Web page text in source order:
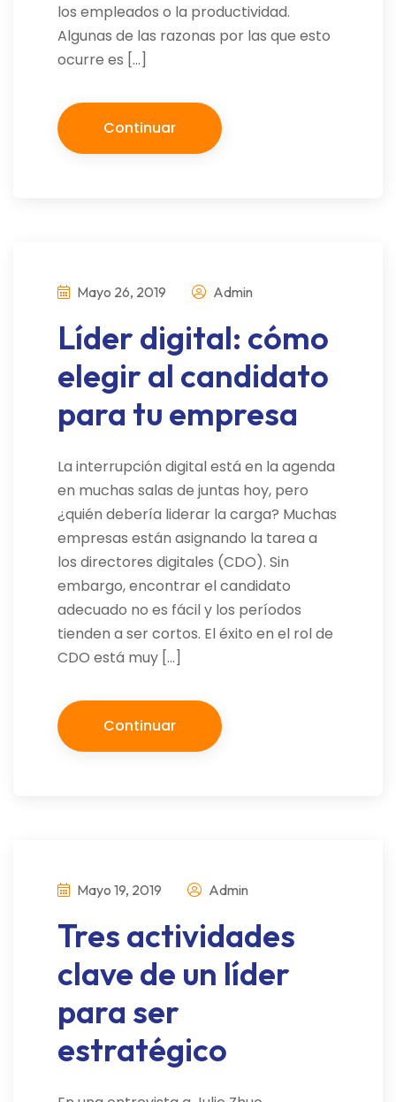
los empleados o la productividad.
Algunas de las razonas por las que esto
ocurre es […]
Continuar
Mayo 26, 2019 Admin
Líder digital: cómo
elegir al candidato
para tu empresa
La interrupción digital está en la agenda
en muchas salas de juntas hoy, pero
¿quién debería liderar la carga? Muchas
empresas están asignando la tarea a
los directores digitales (CDO). Sin
embargo, encontrar el candidato
adecuado no es fácil y los períodos
tienden a ser cortos. El éxito en el rol de
CDO está muy […]
Continuar
Mayo 19, 2019 Admin
Tres actividades
clave de un líder
para ser
estratégico